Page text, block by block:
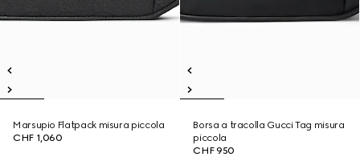
Marsupio Flatpack misura piccola
CHF 1,060
Borsa a tracolla Gucci Tag misura
piccola
CHF 950